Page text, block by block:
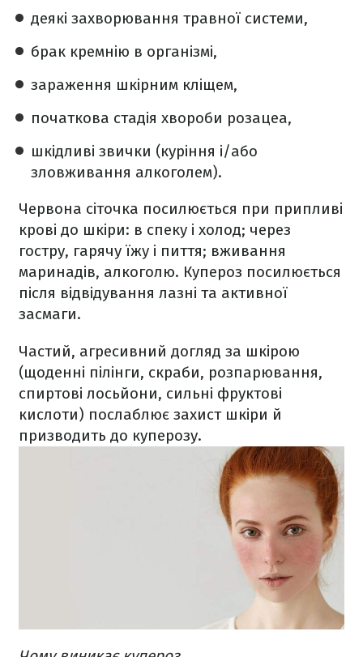
деякі захворювання травної системи,
брак кремнію в організмі,
зараження шкірним кліщем,
початкова стадія хвороби розацеа,
шкідливі звички (куріння і/або
зловживання алкоголем).
Червона сіточка посилюється при припливі
крові до шкіри: в спеку і холод; через
гостру, гарячу їжу і пиття; вживання
маринадів, алкоголю. Купероз посилюється
після відвідування лазні та активної
засмаги.
Частий, агресивний догляд за шкірою
(щоденні пілінги, скраби, розпарювання,
спиртові лосьйони, сильні фруктові
кислоти) послаблює захист шкіри й
призводить до куперозу.